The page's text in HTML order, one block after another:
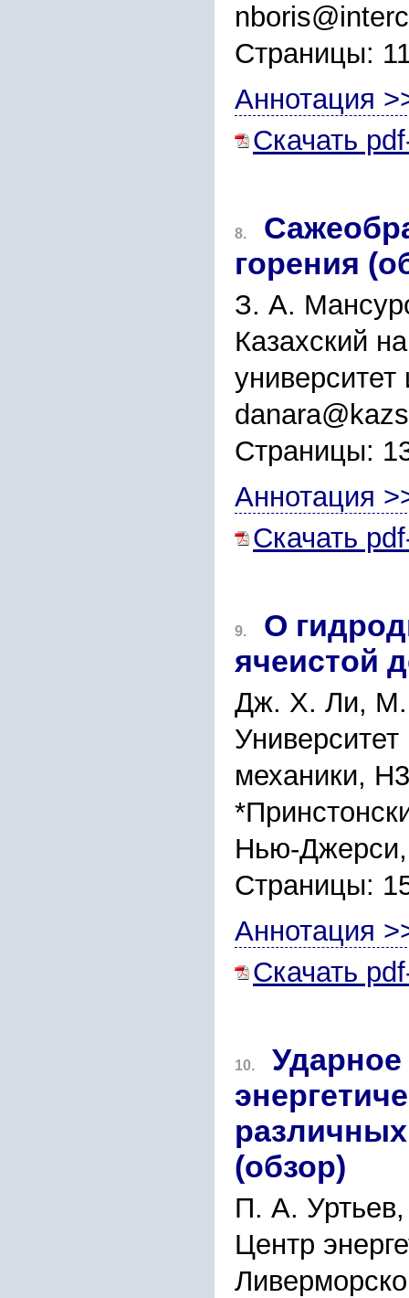
Страницы:
Аннотация
Скачать
8.
горения
З. А.
Казахский
Страницы:
Аннотация
Скачать
9.
О
ячеистой
Дж. Х. Ли, М.
механики,
Нью-
Страницы:
Аннотация
Скачать
10.
(обзор)
П. А.
Центр